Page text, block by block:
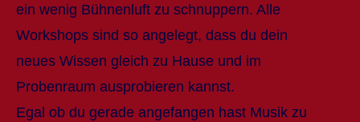
ein wenig Bühnenluft zu schnuppern. Alle
Workshops sind so angelegt, dass du dein
neues Wissen gleich zu Hause und im
Probenraum ausprobieren kannst.
Egal ob du gerade angefangen hast Musik zu